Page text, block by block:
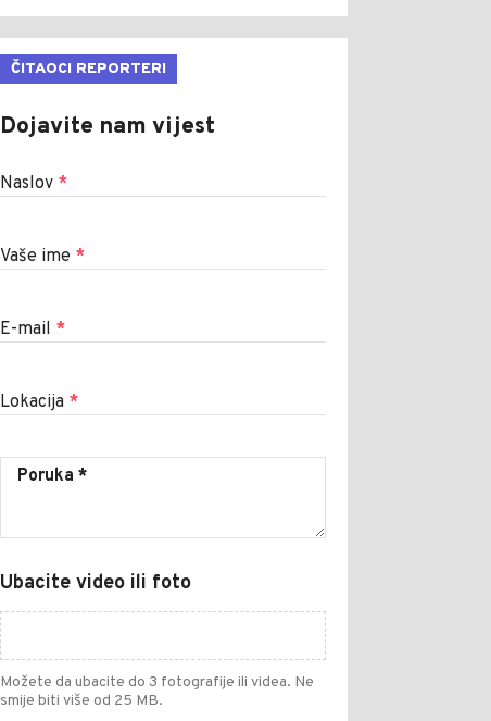
ČITAOCI REPORTERI
Dojavite nam vijest
Naslov *
Vaše ime *
E-mail *
Lokacija *
Ubacite video ili foto
Možete da ubacite do 3 fotografije ili videa. Ne
smije biti više od 25 MB.